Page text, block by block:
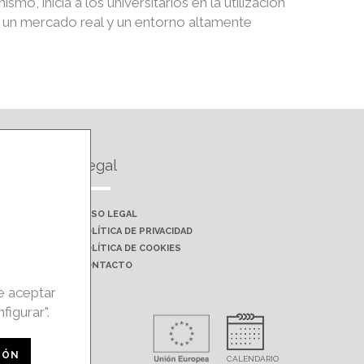
mercado real y un entorno altamente
Legal
AVISO LEGAL
POLÍTICA DE PRIVACIDAD
POLÍTICA DE COOKIES
CONTACTO
la
aceptar